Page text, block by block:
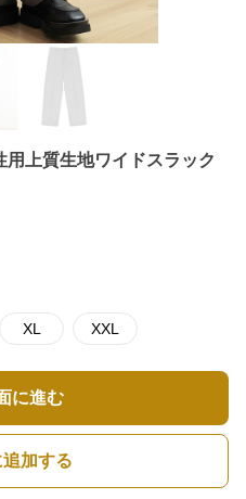
用上質生地ワイドスラック
XL XXL
に進む
加する